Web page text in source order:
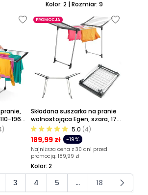
Kolor: 2 | Rozmiar: 9
196
PROMOCJA
Składana suszarka na pranie
wolnostojąca Egen, szara, 170
cm
5.0 (4)
189,99 zł -19%
Najniższa cena z 30 dni przed
promocją: 189,99 zł
Kolor: 2
czytasz stronę
Strona
3 Strona
4 Strona
5 ... Strona
18